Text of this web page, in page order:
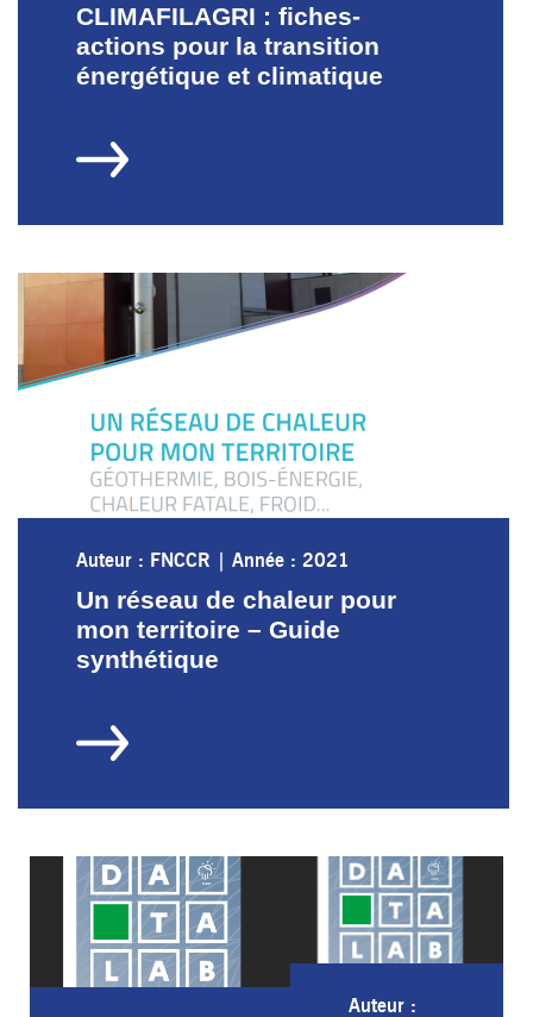
CLIMAFILAGRI : fiches-
actions pour la transition
énergétique et climatique
Auteur : FNCCR | Année : 2021
Un réseau de chaleur pour
mon territoire – Guide
synthétique
Auteur :